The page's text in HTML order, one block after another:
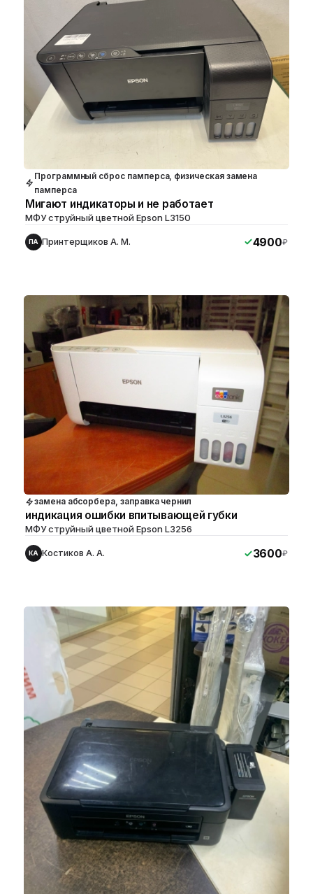
Программный сброс памперса, физическая замена
памперса
Мигают индикаторы и не работает
МФУ струйный цветной Epson L3150
ПА Принтерщиков А. М. 4900₽
замена абсорбера, заправка чернил
индикация ошибки впитывающей губки
МФУ струйный цветной Epson L3256
КА Костиков А. А. 3600₽